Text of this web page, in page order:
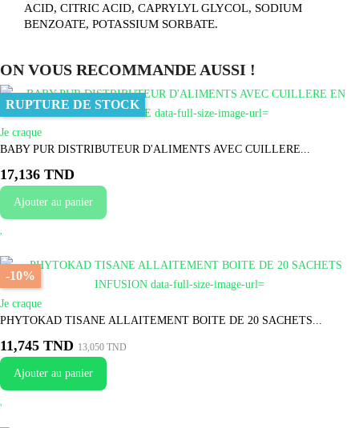
ACID, CITRIC ACID, CAPRYLYL GLYCOL, SODIUM
BENZOATE, POTASSIUM SORBATE.
ON VOUS RECOMMANDE AUSSI !
RUPTURE DE STOCK
Je craque
BABY PUR DISTRIBUTEUR D'ALIMENTS AVEC CUILLERE...
17,136 TND
Ajouter au panier
-10%
Je craque
PHYTOKAD TISANE ALLAITEMENT BOITE DE 20 SACHETS...
11,745 TND 13,050 TND
Ajouter au panier